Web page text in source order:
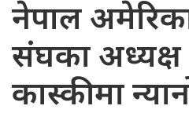
नेपाल अमेरिका
संघका अध्यक्ष
कास्कीमा